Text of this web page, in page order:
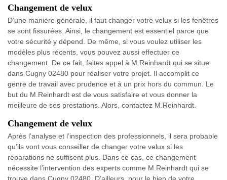
Changement de velux
D’une manière générale, il faut changer votre velux si les fenêtres
se sont fissurées. Ainsi, le changement est essentiel parce que
votre sécurité y dépend. De même, si vous voulez utiliser les
modèles plus récents, vous pouvez aussi effectuer ce
changement. De ce fait, faites appel à M.Reinhardt qui se situe
dans Cugny 02480 pour réaliser votre projet. Il accomplit ce
genre de travail avec prudence et à un prix hors du commun. Le
but du M.Reinhardt est de vous satisfaire et vous donner la
meilleure de ses prestations. Alors, contactez M.Reinhardt.
Changement de velux
Après l’analyse et l’inspection des professionnels, il sera probable
qu’ils vont vous conseiller de changer votre velux si les
réparations ne suffisent plus. Dans ce cas, ce changement
nécessite l’intervention des experts comme M.Reinhardt qui se